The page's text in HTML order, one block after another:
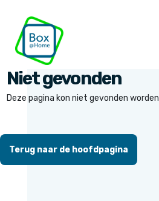
Niet gevonden
Deze pagina kon niet gevonden worden
Terug naar de hoofdpagina